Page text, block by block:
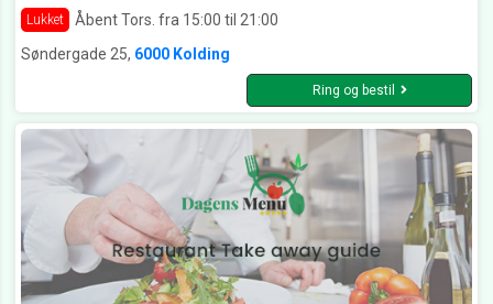
Lukket
Åbent Tors. fra 15:00 til 21:00
Søndergade 25, 6000 Kolding
Ring og bestil